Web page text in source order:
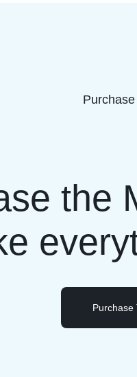
the
Purchase